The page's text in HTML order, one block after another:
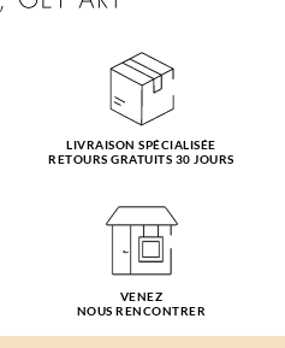
LIVRAISON SPÉCIALISÉE
RETOURS GRATUITS 30 JOURS
VENEZ
NOUS RENCONTRER